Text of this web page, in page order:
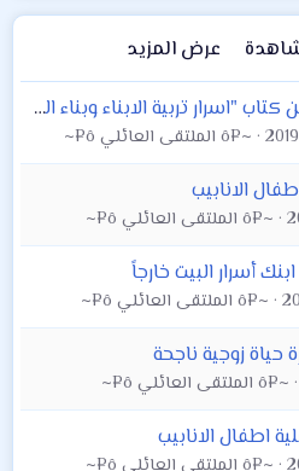
عرض المزيد
الخطوات الملخصة من كتاب "اسرار تربية الابناء وبناء الثقة" ؛ وسترى النتيجة...
~¤ô الملتقى العائلي ô¤~
الانابيب
~¤ô الملتقى العائلي ô¤~
أسرار البيت خارجاً
~¤ô الملتقى العائلي ô¤~
حياة زوجية ناجحة
~¤ô الملتقى العائلي ô¤~
اطفال الانابيب
~¤ô الملتقى العائلي ô¤~